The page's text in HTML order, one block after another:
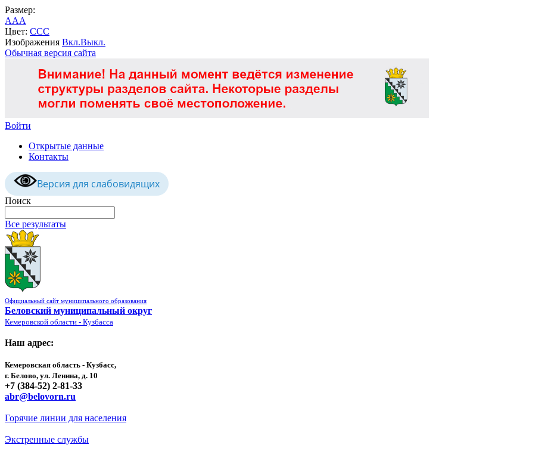
Размер:
AAA
Цвет: CCC
Изображения Вкл.Выкл.
Обычная версия сайта
Войти
Открытые данные
Контакты
Версия для слабовидящих
Поиск
Все результаты
Официальный сайт муниципального образования
Беловский муниципальный округ
Кемеровской области - Кузбасса
Наш адрес:
Кемеровская область - Кузбасс,
г. Белово, ул. Ленина, д. 10
+7 (384-52) 2-81-33
abr@belovorn.ru
Горячие линии для населения
Экстренные службы